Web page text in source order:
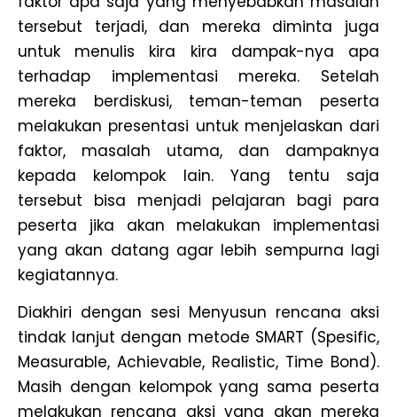
tersebut terjadi, dan mereka diminta juga
untuk menulis kira kira dampak-nya apa
terhadap implementasi mereka. Setelah
mereka berdiskusi, teman-teman peserta
melakukan presentasi untuk menjelaskan dari
faktor, masalah utama, dan dampaknya
kepada kelompok lain. Yang tentu saja
tersebut bisa menjadi pelajaran bagi para
peserta jika akan melakukan implementasi
yang akan datang agar lebih sempurna lagi
kegiatannya.
Diakhiri dengan sesi Menyusun rencana aksi
tindak lanjut dengan metode SMART (Spesific,
Measurable, Achievable, Realistic, Time Bond).
Masih dengan kelompok yang sama peserta
melakukan rencana aksi yang akan mereka